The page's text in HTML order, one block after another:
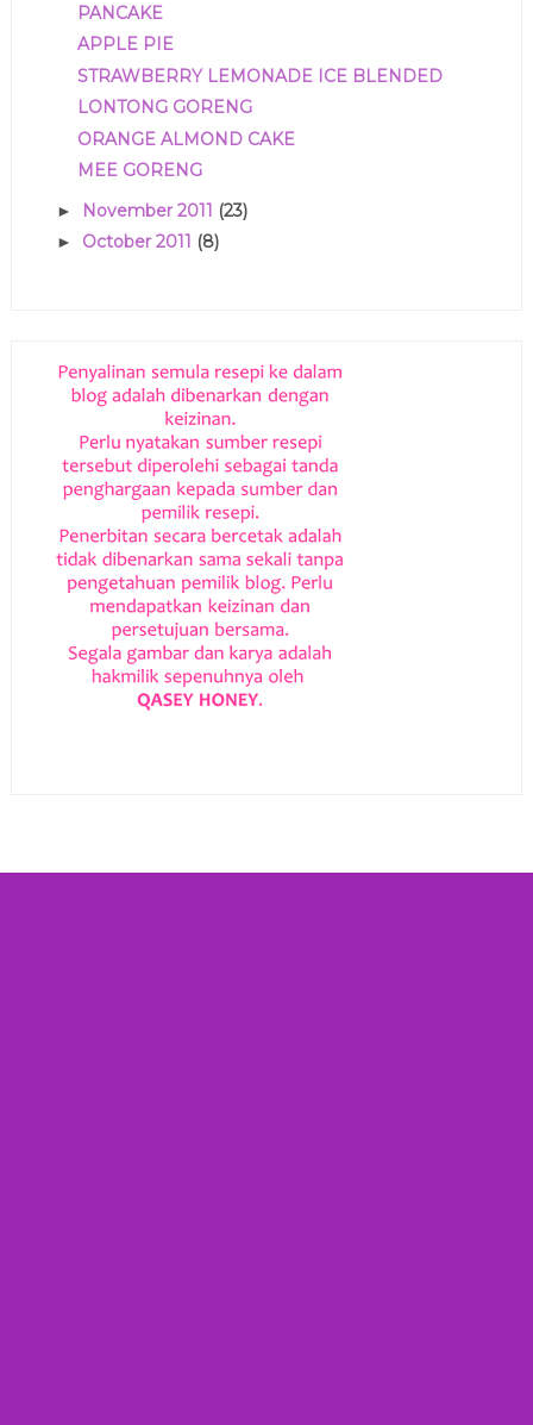
PANCAKE
APPLE PIE
STRAWBERRY LEMONADE ICE BLENDED
LONTONG GORENG
ORANGE ALMOND CAKE
MEE GORENG
► November 2011 (23)
► October 2011 (8)